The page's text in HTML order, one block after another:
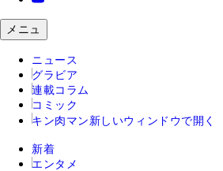
メニュ
ニュース
グラビア
連載コラム
コミック
キン肉マン 新しいウィンドウで開く
新着
エンタメ